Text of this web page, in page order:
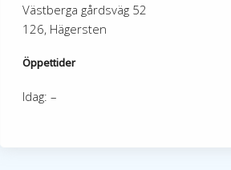
Västberga gårdsväg 52
126, Hägersten
Öppettider
Idag: –